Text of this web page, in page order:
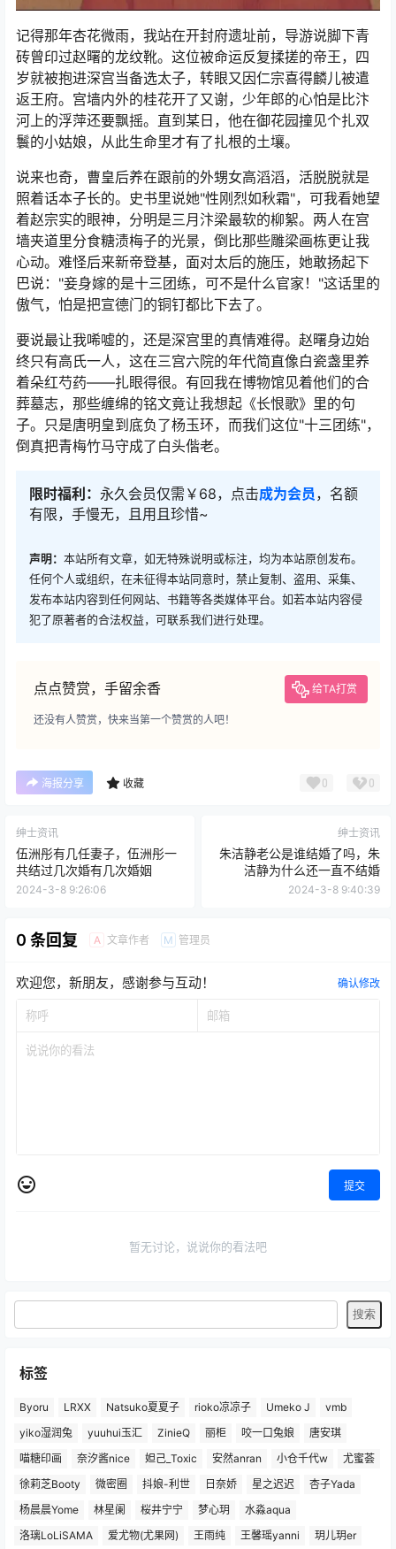
记得那年杏花微雨，我站在开封府遗址前，导游说脚下青
砖曾印过赵曙的龙纹靴。这位被命运反复揉搓的帝王，四
岁就被抱进深宫当备选太子，转眼又因仁宗喜得麟儿被遣
返王府。宫墙内外的桂花开了又谢，少年郎的心怕是比汴
河上的浮萍还要飘摇。直到某日，他在御花园撞见个扎双
鬟的小姑娘，从此生命里才有了扎根的土壤。
说来也奇，曹皇后养在跟前的外甥女高滔滔，活脱脱就是
照着话本子长的。史书里说她"性刚烈如秋霜"，可我看她望
着赵宗实的眼神，分明是三月汴梁最软的柳絮。两人在宫
墙夹道里分食糖渍梅子的光景，倒比那些雕梁画栋更让我
心动。难怪后来新帝登基，面对太后的施压，她敢扬起下
巴说："妾身嫁的是十三团练，可不是什么官家！"这话里的
傲气，怕是把宣德门的铜钉都比下去了。
要说最让我唏嘘的，还是深宫里的真情难得。赵曙身边始
终只有高氏一人，这在三宫六院的年代简直像白瓷盏里养
着朵红芍药——扎眼得很。有回我在博物馆见着他们的合
葬墓志，那些缠绵的铭文竟让我想起《长恨歌》里的句
子。只是唐明皇到底负了杨玉环，而我们这位"十三团练"，
倒真把青梅竹马守成了白头偕老。
限时福利： 永久会员仅需￥68，点击成为会员，名额
有限，手慢无，且用且珍惜~
声明： 本站所有文章，如无特殊说明或标注，均为本站原创发布。
任何个人或组织，在未征得本站同意时，禁止复制、盗用、采集、
发布本站内容到任何网站、书籍等各类媒体平台。如若本站内容侵
犯了原著者的合法权益，可联系我们进行处理。
点点赞赏，手留余香 给TA打赏
还没有人赞赏，快来当第一个赞赏的人吧！
海报分享 收藏 0 0
绅士资讯
伍洲彤有几任妻子，伍洲彤一
共结过几次婚有几次婚姻
2024-3-8 9:26:06
绅士资讯
朱洁静老公是谁结婚了吗，朱
洁静为什么还一直不结婚
2024-3-8 9:40:39
0 条回复 A 文章作者 M 管理员
欢迎您，新朋友，感谢参与互动！ 确认修改
提交
暂无讨论，说说你的看法吧
标签
Byoru LRXX Natsuko夏夏子 rioko凉凉子 Umeko J
vmb
yiko湿润兔
yuuhui玉汇 ZinieQ 丽柜 咬一口兔娘
唐安琪
喵糖印画
奈汐酱nice 妲己_Toxic 安然anran 小仓千代w
尤蜜荟
徐莉芝Booty
微密圈 抖娘-利世 日奈娇 星之迟迟
杏子Yada
杨晨晨Yome
林星阑 桜井宁宁 梦心玥
水淼aqua
洛璃LoLiSAMA
爱尤物(尤果网) 王雨纯 王馨瑶yanni 玥儿玥er